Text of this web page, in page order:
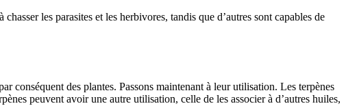
les parasites et les herbivores, tandis que d’autres sont capables de
conséquent des plantes. Passons maintenant à leur utilisation. Les terpènes
peuvent avoir une autre utilisation, celle de les associer à d’autres huiles,